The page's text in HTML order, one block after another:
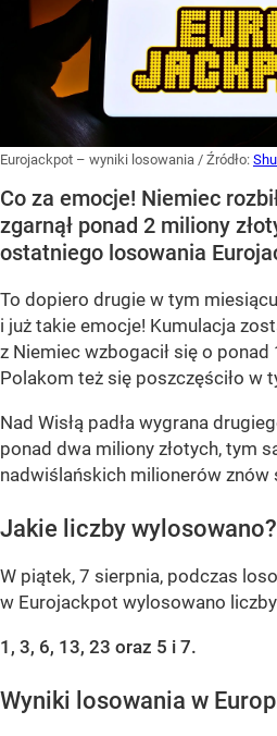
Eurojackpot – wyniki losowania / Źródło:
Co za emocje! Niemiec
zgarnął ponad 2 miliony
ostatniego losowania
To dopiero drugie w tym
i już takie emocje! Kumulacja
z Niemiec wzbogacił się o ponad
Polakom też się poszczęściło w
Nad Wisłą padła wygrana
ponad dwa miliony złotych, tym
nadwiślańskich milionerów znów
Jakie liczby wylosowano?
W piątek, 7 sierpnia, podczas
w Eurojackpot wylosowano
1, 3, 6, 13, 23 oraz 5 i 7.
Wyniki losowania w